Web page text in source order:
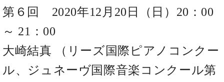
Digital(ベ
ヒ
シ
ュ
ン
選中
イ
ン
情
第６回 2020年12月20日（日）20：00
～ 21：00
大崎結真 （リーズ国際ピアノコンクー
ル、ジュネーヴ国際音楽コンクール第